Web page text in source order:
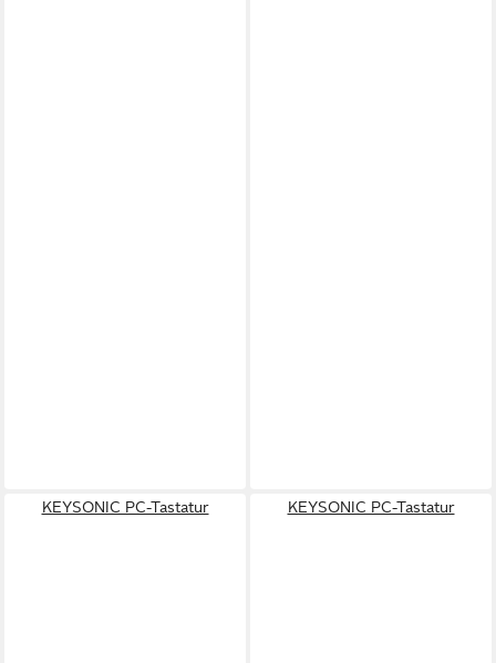
KEYSONIC PC-Tastatur KEYSONIC PC-Tastatur